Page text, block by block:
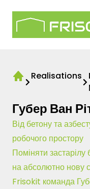
Logo Frisokit 2-1
Home
Realisations
Губер Ван
Від бетону та
робочого простору
Поміняти
на абсолютно нову
Frisokit команда